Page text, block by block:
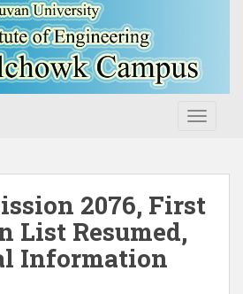
2076, First
List Resumed,
Information